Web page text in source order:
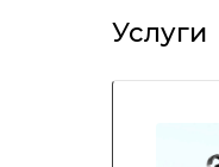
Услуги